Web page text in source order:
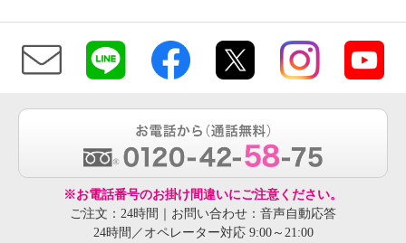
※お電話番号のお掛け間違いにご注意ください。
ご注文：24時間｜お問い合わせ：音声自動応答
24時間／オペレーター対応 9:00～21:00